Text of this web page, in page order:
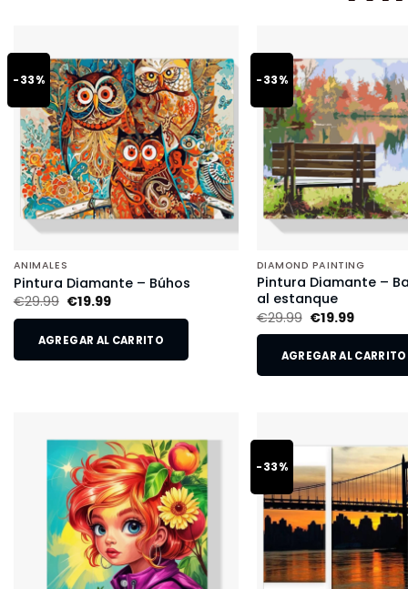
-33%
ANIMALES
Pintura Diamante – Búhos
€29.99 €19.99
AGREGAR AL CARRITO
-33%
DIAMOND PAINTING
Pintura Diamante –
al estanque
€29.99 €19.99
AGREGAR AL CARRITO
-33%